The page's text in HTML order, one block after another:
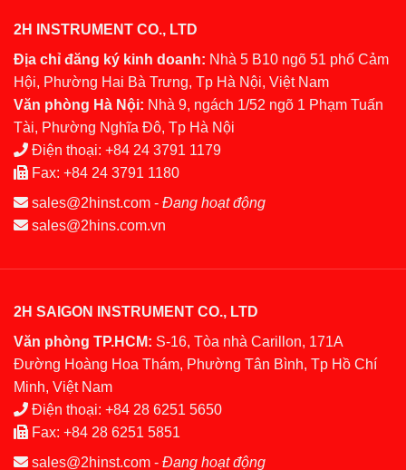
2H INSTRUMENT CO., LTD
Địa chỉ đăng ký kinh doanh: Nhà 5 B10 ngõ 51 phố Cảm
Hội, Phường Hai Bà Trưng, Tp Hà Nội, Việt Nam
Văn phòng Hà Nội: Nhà 9, ngách 1/52 ngõ 1 Phạm Tuấn
Tài, Phường Nghĩa Đô, Tp Hà Nội
Điện thoại: +84 24 3791 1179
Fax: +84 24 3791 1180
sales@2hinst.com - Đang hoạt động
sales@2hins.com.vn
2H SAIGON INSTRUMENT CO., LTD
Văn phòng TP.HCM: S-16, Tòa nhà Carillon, 171A
Đường Hoàng Hoa Thám, Phường Tân Bình, Tp Hồ Chí
Minh, Việt Nam
Điện thoại: +84 28 6251 5650
Fax: +84 28 6251 5851
sales@2hinst.com - Đang hoạt động